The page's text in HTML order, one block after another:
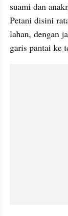
suami dan
Petani disini
lahan, dengan
garis pantai ke